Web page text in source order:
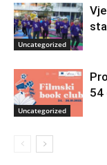
Uncategorized
Uncategorized
54